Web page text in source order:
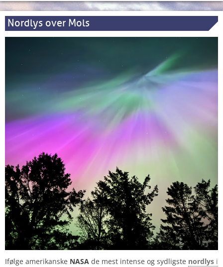
Nordlys over Mols
Ifølge amerikanske NASA de mest intense og sydligste nordlys i